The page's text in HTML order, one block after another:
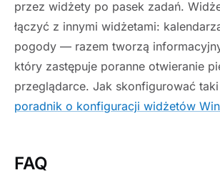
przez widżety po pasek zadań.
łączyć z innymi widżetami:
pogody — razem tworzą
który zastępuje poranne otwieranie
przeglądarce. Jak skonfigurować
poradnik o konfiguracji widżetów
FAQ